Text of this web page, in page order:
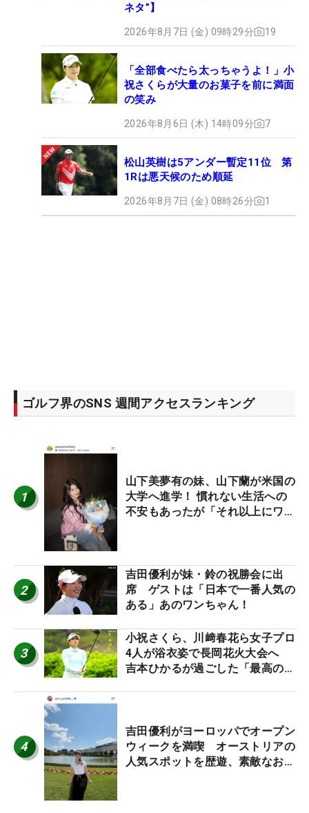
ネタ”】
2026年8月7日 (金) 09時29分 19
「全部食べたら太っちゃうよ！」小
祝さくらが大量のお菓子を前に満面
の笑み
2026年8月6日 (木) 14時09分 7
松山英樹は5アンダー暫定11位 第
1Rは悪天候のため順延
2026年8月7日 (金) 08時26分 1
ゴルフ界のSNS 週間アクセスランキング
1
山下美夢有の妹、山下蘭が米国の
大学へ進学！ 慣れない生活への
不安もあったが「それ以上にワク
2
吉田優利が妹・鈴の祝勝会に出
席 ゲストは「日本で一番人気の
ある」あのワンちゃん！
3
小祝さくら、川﨑春花ら女子プロ
4人が浴衣姿で長岡花火大会へ
吉本ひかるが過ごした「最高の夏
4
吉田優利がヨーロッパでオープン
ウィークを満喫 オーストリアの
人気スポットを歴遊、素敵なお土